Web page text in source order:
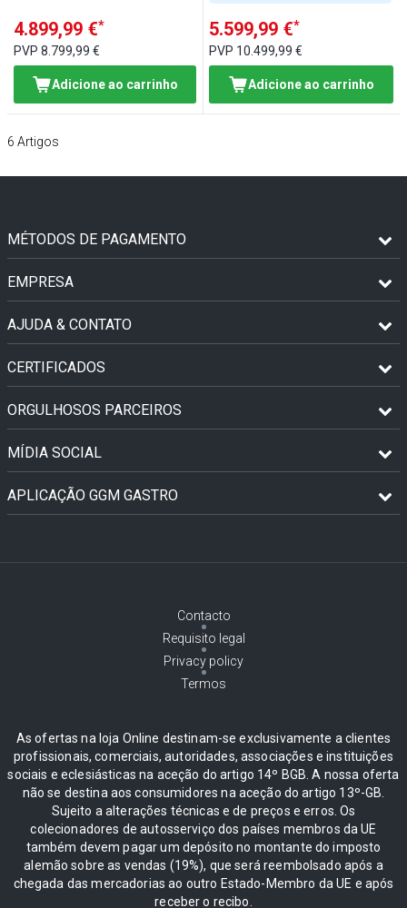
4.899,99 €*
PVP 8.799,99 €
Adicione ao carrinho
5.599,99 €*
PVP 10.499,99 €
Adicione ao carrinho
6 Artigos
MÉTODOS DE PAGAMENTO
EMPRESA
AJUDA & CONTATO
CERTIFICADOS
ORGULHOSOS PARCEIROS
MÍDIA SOCIAL
APLICAÇÃO GGM GASTRO
Contacto
Requisito legal
Privacy policy
Termos
As ofertas na loja Online destinam-se exclusivamente a clientes
profissionais, comerciais, autoridades, associações e instituições
sociais e eclesiásticas na aceção do artigo 14º BGB. A nossa oferta
não se destina aos consumidores na aceção do artigo 13º-GB.
Sujeito a alterações técnicas e de preços e erros. Os
colecionadores de autosserviço dos países membros da UE
também devem pagar um depósito no montante do imposto
alemão sobre as vendas (19%), que será reembolsado após a
chegada das mercadorias ao outro Estado-Membro da UE e após
receber o recibo.